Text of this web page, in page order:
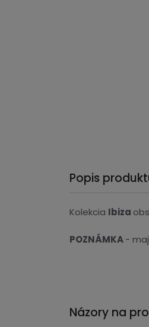
Popis
Kolekcia Ibiza
POZNÁMKA-
Názory na